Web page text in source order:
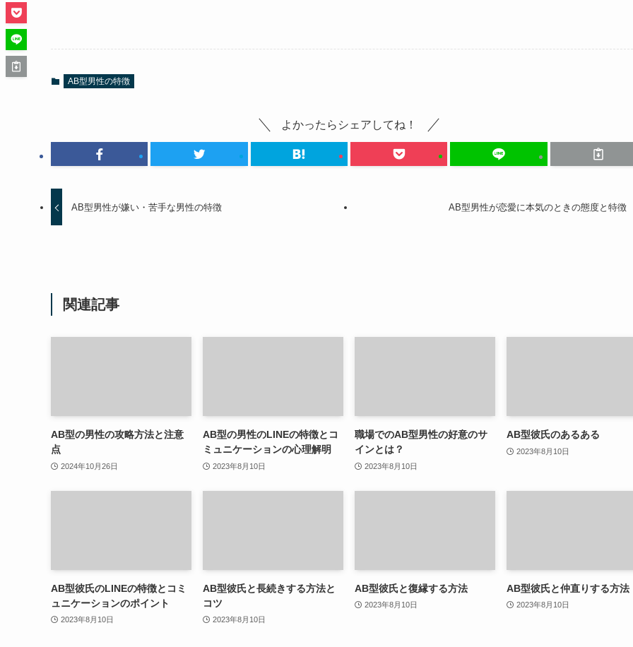
AB型男性の特徴
よかったらシェアしてね！
AB型男性が嫌い・苦手な男性の特徴 AB型男性が恋愛に本気のときの態度と特徴
関連記事
AB型の男性の攻略方法と注意
点
2024年10月26日
AB型の男性のLINEの特徴とコ
ミュニケーションの心理解明
2023年8月10日
職場でのAB型男性の好意のサ
インとは？
2023年8月10日
AB型彼氏のあるある
2023年8月10日
AB型彼氏のLINEの特徴とコミ
ュニケーションのポイント
2023年8月10日
AB型彼氏と長続きする方法と
コツ
2023年8月10日
AB型彼氏と復縁する方法
2023年8月10日
AB型彼氏と仲直りする方法
2023年8月10日